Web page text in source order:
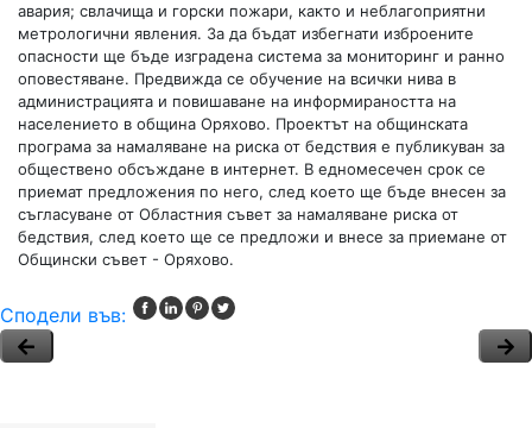
авария; свлачища и горски пожари, както и неблагоприятни
метрологични явления. За да бъдат избегнати изброените
опасности ще бъде изградена система за мониторинг и ранно
оповестяване. Предвижда се обучение на всички нива в
администрацията и повишаване на информираността на
населението в община Оряхово. Проектът на общинската
програма за намаляване на риска от бедствия е публикуван за
обществено обсъждане в интернет. В едномесечен срок се
приемат предложения по него, след което ще бъде внесен за
съгласуване от Областния съвет за намаляване риска от
бедствия, след което ще се предложи и внесе за приемане от
Общински съвет - Оряхово.
Сподели във: